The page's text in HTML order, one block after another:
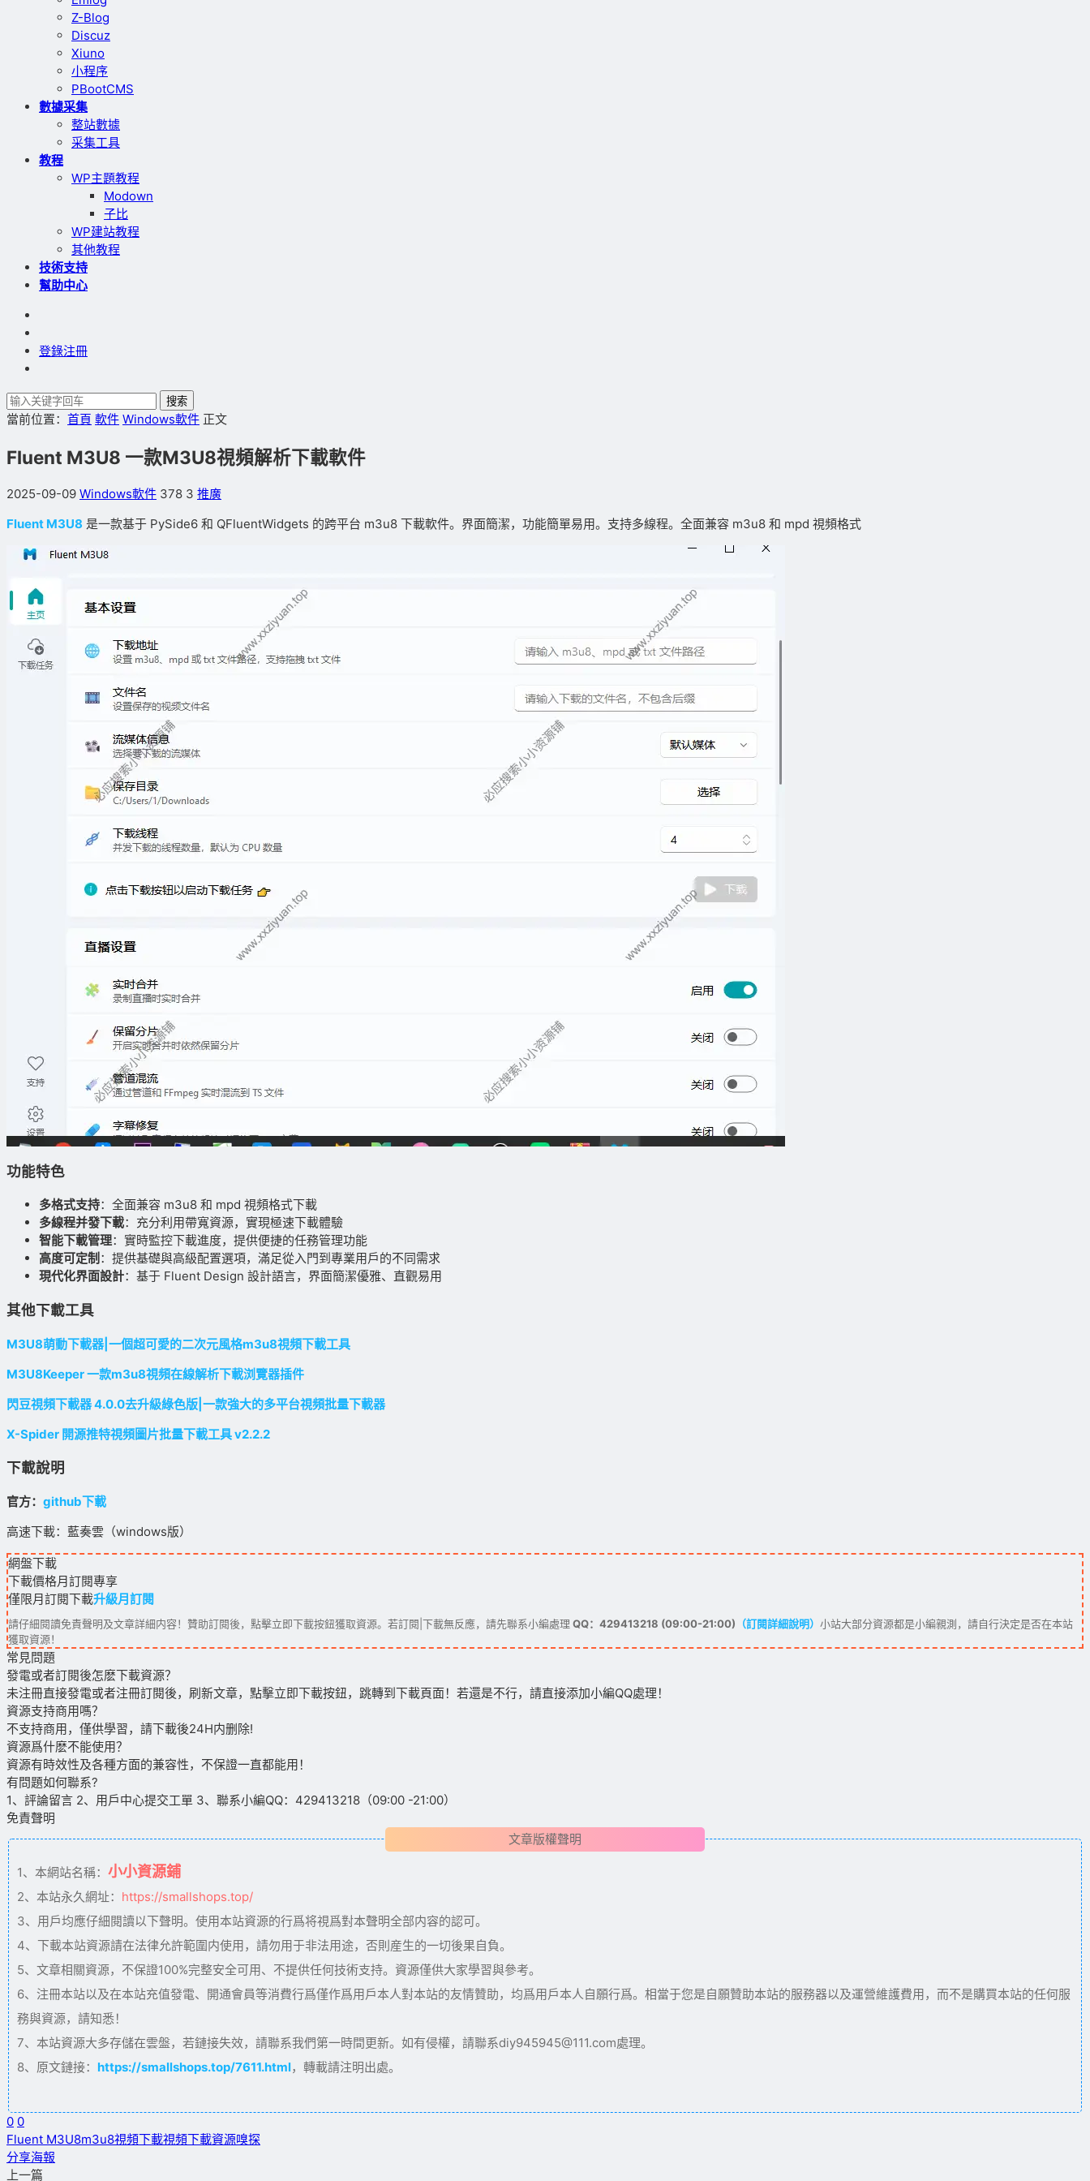
Z-Blog
Discuz
Xiuno
小程序
PBootCMS
數據采集
整站數據
采集工具
教程
WP主題教程
Modown
子比
WP建站教程
其他教程
技術支持
幫助中心
登錄注冊
搜索
當前位置： 首頁 軟件 Windows軟件 正文
Fluent M3U8 一款M3U8視頻解析下載軟件
2025-09-09 Windows軟件 378 3 推廣
Fluent M3U8 是一款基于 PySide6 和 QFluentWidgets 的跨平台 m3u8 下載軟件。界面簡潔，功能簡單易用。支持多線程。全面兼容 m3u8 和 mpd 視頻格式
功能特色
多格式支持：全面兼容 m3u8 和 mpd 視頻格式下載
多線程并發下載：充分利用帶寬資源，實現極速下載體驗
智能下載管理：實時監控下載進度，提供便捷的任務管理功能
高度可定制 ：提供基礎與高級配置選項，滿足從入門到專業用戶的不同需求
現代化界面設計：基于 Fluent Design 設計語言，界面簡潔優雅、直觀易用
其他下載工具
M3U8萌動下載器|一個超可愛的二次元風格m3u8視頻下載工具
M3U8Keeper 一款m3u8視頻在線解析下載浏覽器插件
閃豆視頻下載器 4.0.0去升級綠色版|一款強大的多平台視頻批量下載器
X-Spider 開源推特視頻圖片批量下載工具 v2.2.2
下載說明
官方： github下載
高速下載：藍奏雲（windows版）
網盤下載
下載價格月訂閱專享
僅限月訂閱下載升級月訂閱
請仔細閱讀免責聲明及文章詳細内容！贊助訂閱後，點擊立即下載按鈕獲取資源。若訂閱|下載無反應，請先聯系小編處理 QQ：429413218 (09:00-21:00) （訂閱詳細說明） 小站大部分資源都是小編親測，請自行決定是否在本站
獲取資源！
常見問題
發電或者訂閱後怎麽下載資源？
未注冊直接發電或者注冊訂閱後，刷新文章，點擊立即下載按鈕，跳轉到下載頁面！若還是不行，請直接添加小編QQ處理！
資源支持商用嗎？
不支持商用，僅供學習，請下載後24H内删除!
資源爲什麽不能使用？
資源有時效性及各種方面的兼容性，不保證一直都能用！
有問題如何聯系?
1、評論留言 2、用戶中心提交工單 3、聯系小編QQ：429413218（09:00 -21:00）
免責聲明
文章版權聲明
1、本網站名稱： 小小資源鋪
2、本站永久網址： https://smallshops.top/
3、用戶均應仔細閱讀以下聲明。使用本站資源的行爲将視爲對本聲明全部内容的認可。
4、下載本站資源請在法律允許範圍内使用，請勿用于非法用途，否則産生的一切後果自負。
5、文章相關資源，不保證100%完整安全可用、不提供任何技術支持。資源僅供大家學習與參考。
6、注冊本站以及在本站充值發電、開通會員等消費行爲僅作爲用戶本人對本站的友情贊助，均爲用戶本人自願行爲。相當于您是自願贊助本站的服務器以及運營維護費用，而不是購買本站的任何服
務與資源，請知悉！
7、本站資源大多存儲在雲盤，若鏈接失效，請聯系我們第一時間更新。如有侵權，請聯系diy945945@111.com處理。
8、原文鏈接： https://smallshops.top/7611.html，轉載請注明出處。
0 0
Fluent M3U8m3u8視頻下載視頻下載資源嗅探
分享海報
上一篇